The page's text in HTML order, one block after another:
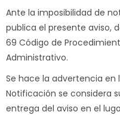
Ante la imposibilidad de
publica el presente aviso,
69 Código de
Administrativo.
Se hace la advertencia en
Notificación se considera
entrega del aviso en el